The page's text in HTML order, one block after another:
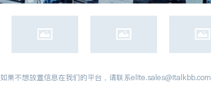
如果不想放置信息在我们的平台，请联系elite.sales@italkbb.com